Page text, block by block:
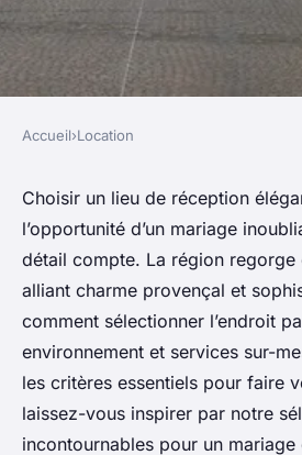
Top 5 lieux de
un mariage
Salomé•11 juillet 2025•7 min de
Accueil›Location
Choisir un lieu de réception
l’opportunité d’un mariage
détail compte. La région regorge
alliant charme provençal et
comment sélectionner l’endroit
environnement et services sur-
les critères essentiels pour faire
laissez-vous inspirer par notre
incontournables pour un mariage